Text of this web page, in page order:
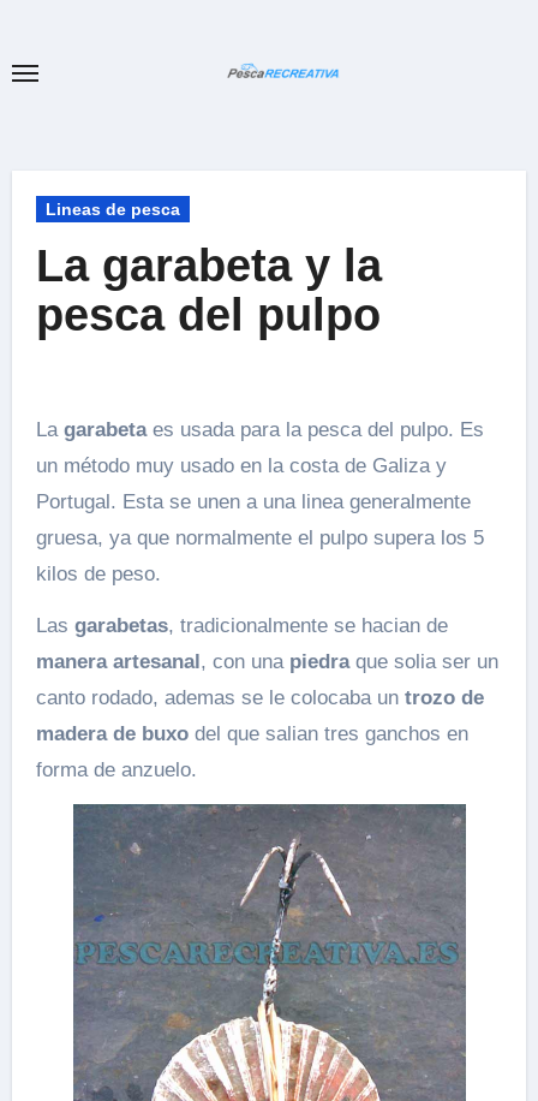
contenido
Lineas de pesca
La garabeta y la
pesca del pulpo
La garabeta es usada para la pesca del pulpo. Es
un método muy usado en la costa de Galiza y
Portugal. Esta se unen a una linea generalmente
gruesa, ya que normalmente el pulpo supera los 5
kilos de peso.
Las garabetas, tradicionalmente se hacian de
manera artesanal, con una piedraque solia ser un
canto rodado, ademas se le colocaba un trozo de
madera de buxodel que salian tres ganchos en
forma de anzuelo.